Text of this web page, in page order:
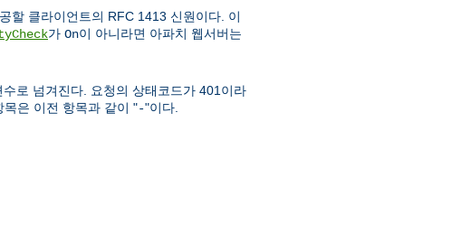
할 클라이언트의 RFC 1413 신원이다. 이
가 On이 아니라면 아파치 웹서버는
수로 넘겨진다. 요청의 상태코드가 401이라
은 이전 항목과 같이 "-"이다.